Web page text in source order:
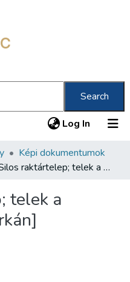
Search
Log In (current)
Képi dokumentumok
[Silos raktártelep; telek a Pannónia utca sarkán]
telek a